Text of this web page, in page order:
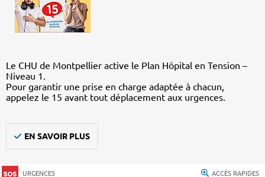
Le CHU de Montpellier active le Plan Hôpital en Tension –
Niveau 1.
Pour garantir une prise en charge adaptée à chacun,
appelez le 15 avant tout déplacement aux urgences.
EN SAVOIR PLUS
URGENCES ACCÈS RAPIDES